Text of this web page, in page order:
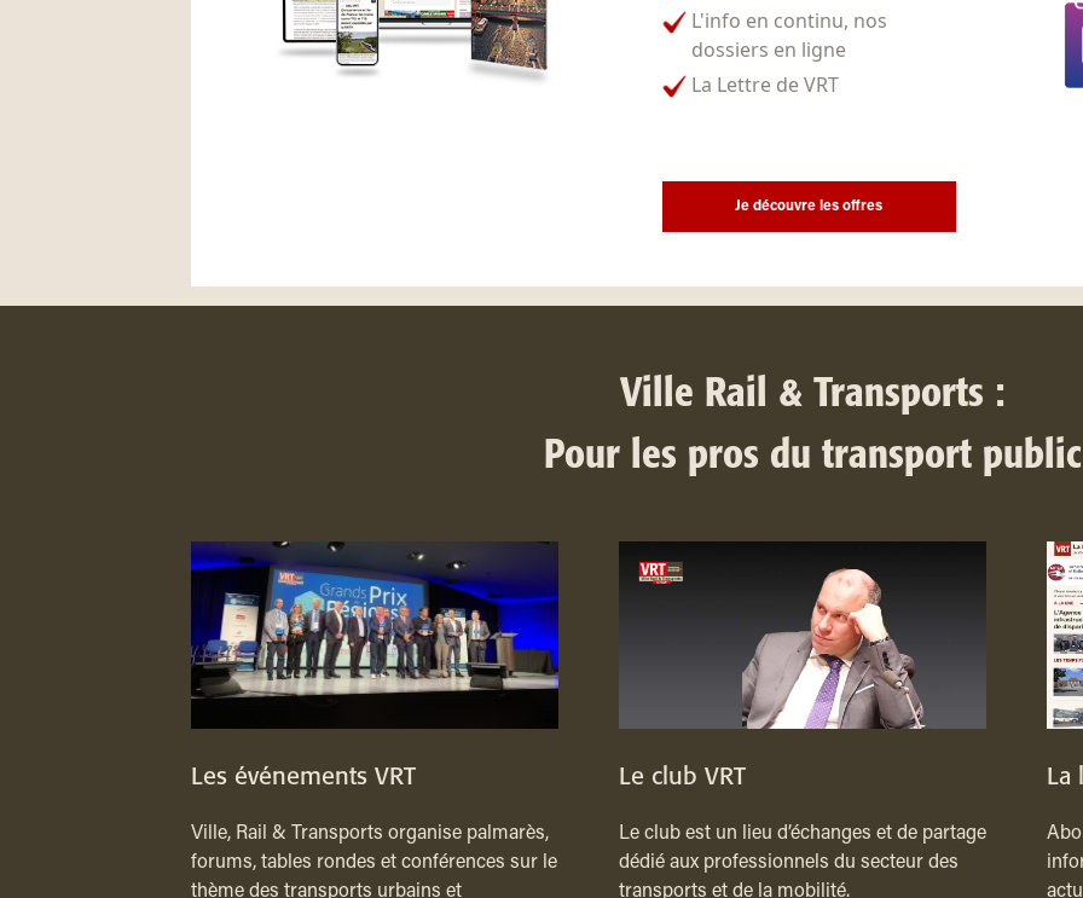
L'info en continu, nos
dossiers en ligne
La Lettre de VRT
Je découvre les offres
Ville Rail & Transports :
Pour les pros du transport public
Les événements VRT
Ville, Rail & Transports organise palmarès,
forums, tables rondes et conférences sur le
thème des transports urbains et
Le club VRT
Le club est un lieu d’échanges et de partage
dédié aux professionnels du secteur des
transports et de la mobilité.
La